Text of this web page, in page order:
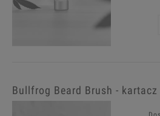
Bullfrog Beard Brush - kartacz